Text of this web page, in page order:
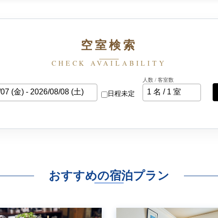
空室検索
CHECK AVAILABILITY
日程未定
人数 / 客室数
おすすめの宿泊プラン